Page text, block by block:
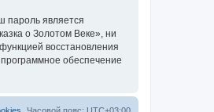
пароль является
о Золотом Веке», ни
восстановления
обеспечение
Часовой пояс: UTC+03:00